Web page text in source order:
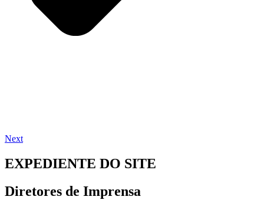
Next
EXPEDIENTE DO SITE
Diretores de Imprensa